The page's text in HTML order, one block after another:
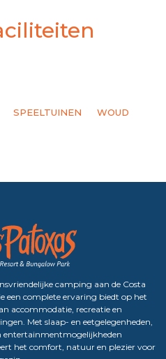
SPEELTUINEN WOUD
camping aan de Costa
een complete ervaring biedt op het
accommodatie, recreatie en
Met slaap- en eetgelegenheden,
entertainmentmogelijkheden
het comfort, natuur en plezier voor